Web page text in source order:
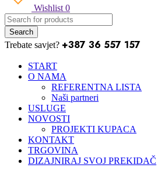
Wishlist 0
Trebate savjet? +387 36 557 157
START
O NAMA
REFERENTNA LISTA
Naši partneri
USLUGE
NOVOSTI
PROJEKTI KUPACA
KONTAKT
TRGOVINA
DIZAJNIRAJ SVOJ PREKIDAČ